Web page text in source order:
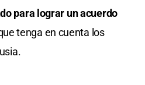
para lograr un acuerdo
tenga en cuenta los